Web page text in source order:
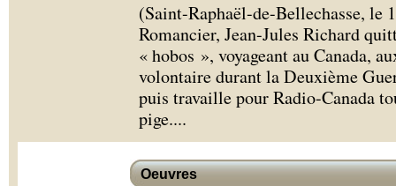
(Saint-Raphaël-de-Bellechasse, le
Romancier, Jean-Jules Richard
« hobos », voyageant au Canada,
volontaire durant la Deuxième
puis travaille pour Radio-Canada
pige....
Oeuvres